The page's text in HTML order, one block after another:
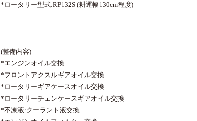
*ロータリー型式:RP132S (耕運幅130cm程度)
(整備内容)
*エンジンオイル交換
*フロントアクスルギアオイル交換
*ロータリーギアケースオイル交換
*ロータリーチェンケースギアオイル交換
*不凍液:クーラント液交換